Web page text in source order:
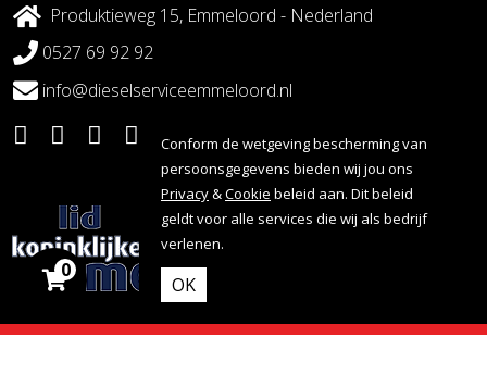
0
Conform de wetgeving bescherming van
persoonsgegevens bieden wij jou ons
Privacy&Cookie beleid aan. Dit beleid
geldt voor alle services die wij als bedrijf
verlenen.
OK
Produktieweg 15, Emmeloord - Nederland
0527 69 92 92
info@dieselserviceemmeloord.nl